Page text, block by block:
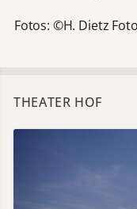
Fotos: ©H. Dietz
THEATER HOF